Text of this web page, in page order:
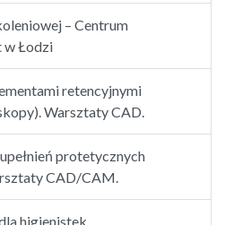
– Centrum
w Łodzi
retencyjnymi
Warsztaty CAD.
protetycznych
CAD/CAM.
higienistek